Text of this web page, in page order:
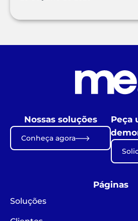
Nossas soluções
Conheça agora
Peça
Páginas
Soluções